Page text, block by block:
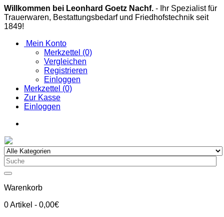
Willkommen bei Leonhard Goetz Nachf. - Ihr Spezialist für
Trauerwaren, Bestattungsbedarf und Friedhofstechnik seit
1849!
Mein Konto
Merkzettel (0)
Vergleichen
Registrieren
Einloggen
Merkzettel (0)
Zur Kasse
Einloggen
Warenkorb
0Artikel - 0,00€